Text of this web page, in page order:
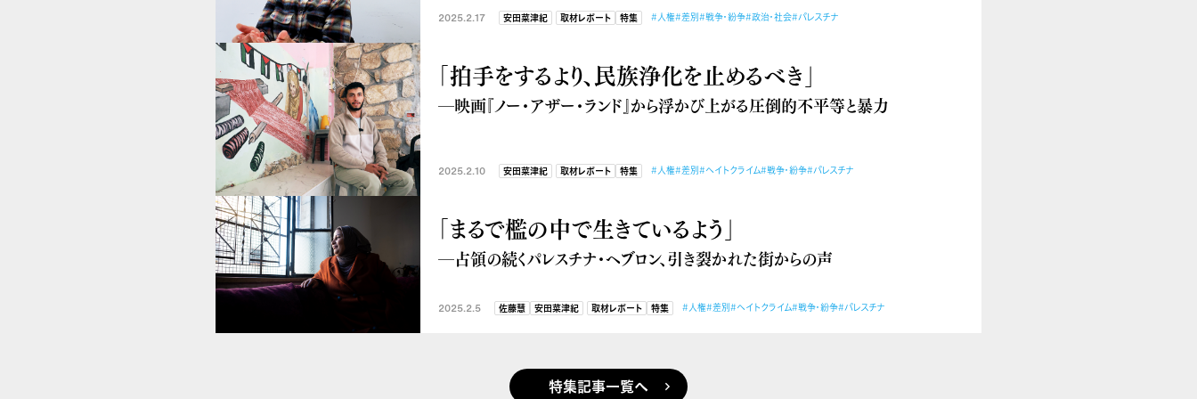
2025.2.17 安田菜津紀 取材レポート 特集 #人権#差別#戦争・紛争#政治・社会#パレスチナ
「拍手をするより、民族浄化を止めるべき」
―映画『ノー・アザー・ランド』から浮かび上がる圧倒的不平等と暴力
2025.2.10 安田菜津紀 取材レポート 特集 #人権#差別#ヘイトクライム#戦争・紛争#パレスチナ
「まるで檻の中で生きているよう」
―占領の続くパレスチナ・ヘブロン、引き裂かれた街からの声
2025.2.5 佐藤慧 安田菜津紀 取材レポート 特集 #人権#差別#ヘイトクライム#戦争・紛争#パレスチナ
特集記事一覧へ